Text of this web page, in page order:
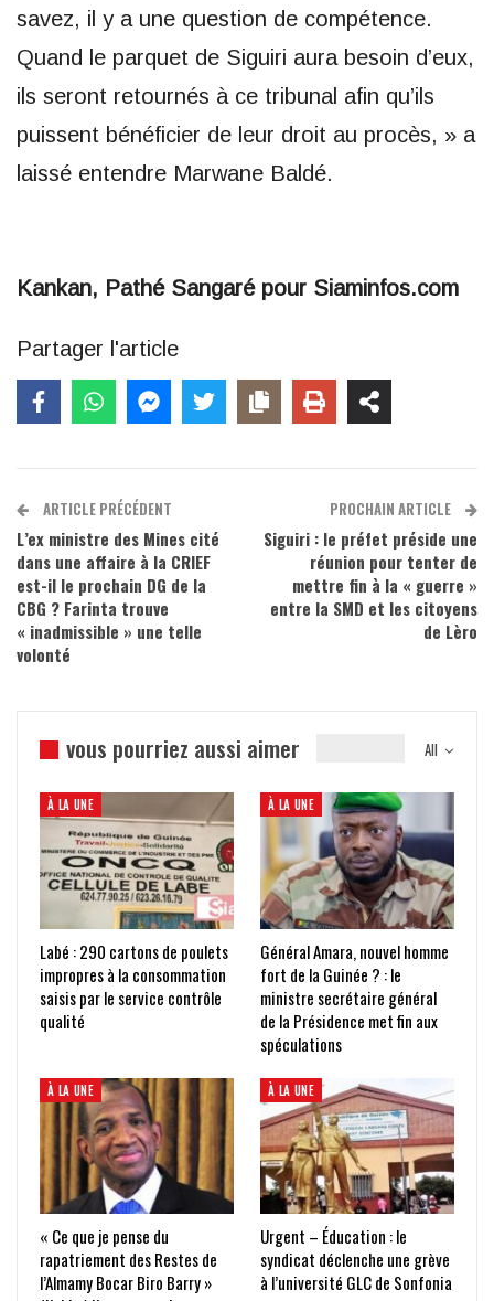
savez, il y a une question de compétence.
Quand le parquet de Siguiri aura besoin d’eux,
ils seront retournés à ce tribunal afin qu’ils
puissent bénéficier de leur droit au procès, » a
laissé entendre Marwane Baldé.
Kankan, Pathé Sangaré pour Siaminfos.com
Partager l'article
ARTICLE PRÉCÉDENT
L’ex ministre des Mines cité
dans une affaire à la CRIEF
est-il le prochain DG de la
CBG ? Farinta trouve
« inadmissible » une telle
volonté
PROCHAIN ARTICLE
Siguiri : le préfet préside une
réunion pour tenter de
mettre fin à la « guerre »
entre la SMD et les citoyens
de Lèro
All
vous pourriez aussi aimer
À LA UNE
Labé : 290 cartons de poulets
impropres à la consommation
saisis par le service contrôle
qualité
À LA UNE
Général Amara, nouvel homme
fort de la Guinée ? : le
ministre secrétaire général
de la Présidence met fin aux
spéculations
À LA UNE
« Ce que je pense du
rapatriement des Restes de
l’Almamy Bocar Biro Barry »
À LA UNE
Urgent – Éducation : le
syndicat déclenche une grève
à l’université GLC de Sonfonia